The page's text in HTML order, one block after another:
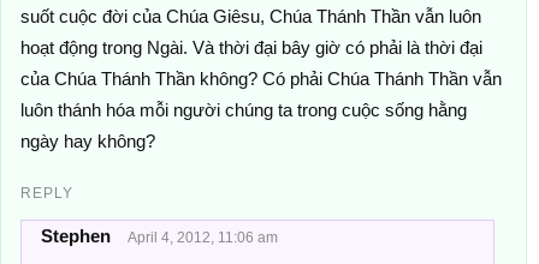
suốt cuộc đời của Chúa Giêsu, Chúa Thánh Thần vẫn luôn
hoạt động trong Ngài. Và thời đại bây giờ có phải là thời đại
của Chúa Thánh Thần không? Có phải Chúa Thánh Thần vẫn
luôn thánh hóa mỗi người chúng ta trong cuộc sống hằng
ngày hay không?
REPLY
Stephen April 4, 2012, 11:06 am